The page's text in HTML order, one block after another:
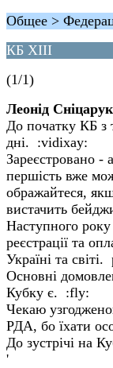
Общее >
КБ ХІІІ
(1/1)
Леонід Сніцарук
До початку КБ з
дні. :vidixay:
Зареєстровано -
першість вже
ображайтеся,
вистачить
Наступного
реєстрації та
Україні та
Основні
Кубку є. :fly:
Чекаю
РДА, бо їхати
До зустрічі на
'